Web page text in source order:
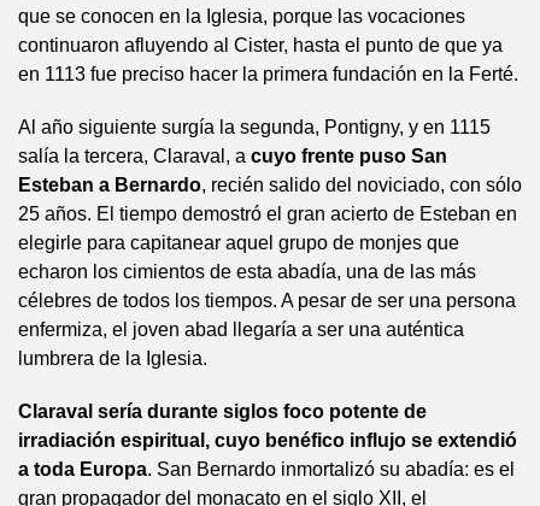
que se conocen en la Iglesia, porque las vocaciones
continuaron afluyendo al Cister, hasta el punto de que ya
en 1113 fue preciso hacer la primera fundación en la Ferté.
Al año siguiente surgía la segunda, Pontigny, y en 1115
salía la tercera, Claraval, a cuyo frente puso San
Esteban a Bernardo, recién salido del noviciado, con sólo
25 años. El tiempo demostró el gran acierto de Esteban en
elegirle para capitanear aquel grupo de monjes que
echaron los cimientos de esta abadía, una de las más
célebres de todos los tiempos. A pesar de ser una persona
enfermiza, el joven abad llegaría a ser una auténtica
lumbrera de la Iglesia.
Claraval sería durante siglos foco potente de
irradiación espiritual, cuyo benéfico influjo se extendió
a toda Europa. San Bernardo inmortalizó su abadía: es el
gran propagador del monacato en el siglo XII, el